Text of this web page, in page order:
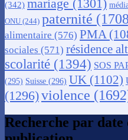
(342) mariage (1301)
ONU (244) paternité
alimentaire (576) PMA
sociales (571) résidence
scolarité (1394) SOS
(295) Suisse (296) UK (1102)
(1296)violence
Recherche par date